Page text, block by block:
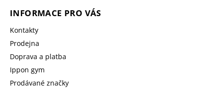
INFORMACE PRO VÁS
Kontakty
Prodejna
Doprava a platba
Ippon gym
Prodávané značky